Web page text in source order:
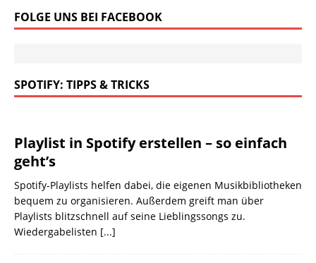
FOLGE UNS BEI FACEBOOK
SPOTIFY: TIPPS & TRICKS
Playlist in Spotify erstellen – so einfach
geht’s
Spotify-Playlists helfen dabei, die eigenen Musikbibliotheken
bequem zu organisieren. Außerdem greift man über
Playlists blitzschnell auf seine Lieblingssongs zu.
Wiedergabelisten [...]